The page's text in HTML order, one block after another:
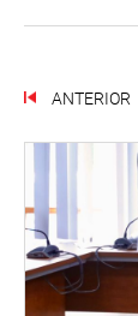
ANTERIOR